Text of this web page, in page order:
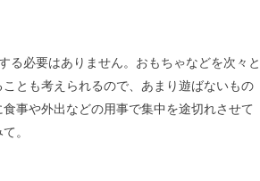
る必要はありません。おもちゃなどを次々と
とも考えられるので、あまり遊ばないもの
事や外出などの用事で集中を途切れさせて
。